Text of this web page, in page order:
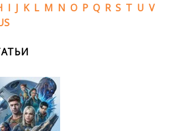
I J K L M N O P Q R S T U V